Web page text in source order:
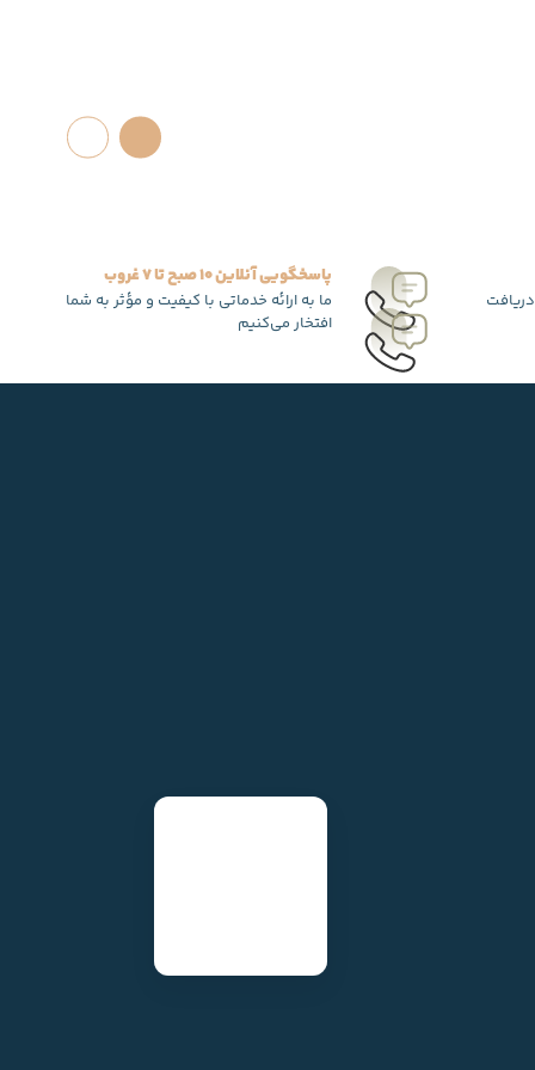
پاسخگویی آنلاین 10 صبح تا 7 غروب
ما به ارائه خدماتی با کیفیت و مؤثر به شما
افتخار می‌کنیم